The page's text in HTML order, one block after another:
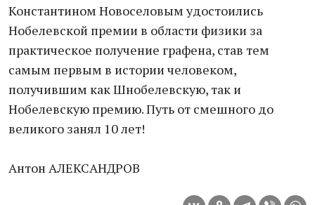
Константином Новоселовым удостоились
Нобелевской премии в области физики за
практическое получение графена, став тем
самым первым в истории человеком,
получившим как Шнобелевскую, так и
Нобелевскую премию. Путь от смешного до
великого занял 10 лет!
Антон АЛЕКСАНДРОВ